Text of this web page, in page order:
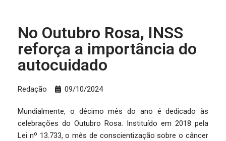
No Outubro Rosa, INSS
reforça a importância do
autocuidado
Redação 09/10/2024
Mundialmente, o décimo mês do ano é dedicado às
celebrações do Outubro Rosa. Instituído em 2018 pela
Lei nº 13.733, o mês de conscientização sobre o câncer